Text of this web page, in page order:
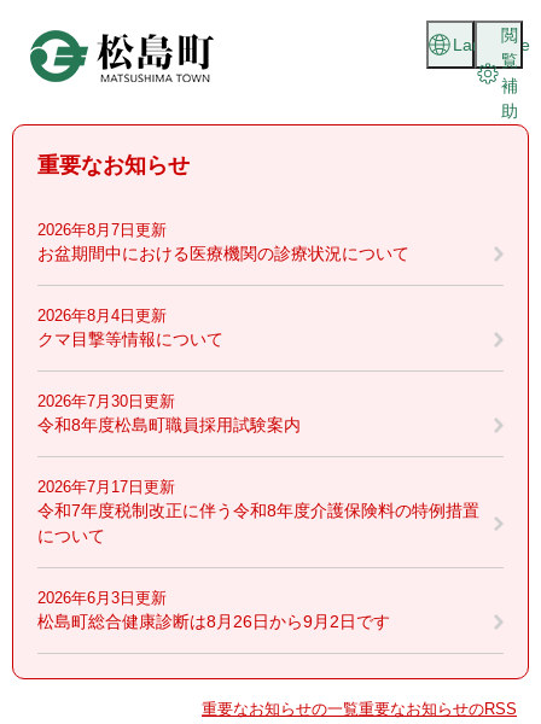
頭
閲
覧
補
助
Language
重要なお知らせ
2026年8月7日更新
お盆期間中における医療機関の診療状況について
2026年8月4日更新
クマ目撃等情報について
2026年7月30日更新
令和8年度松島町職員採用試験案内
2026年7月17日更新
令和7年度税制改正に伴う令和8年度介護保険料の特例措置
について
2026年6月3日更新
松島町総合健康診断は8月26日から9月2日です
重要なお知らせの一覧重要なお知らせのRSS